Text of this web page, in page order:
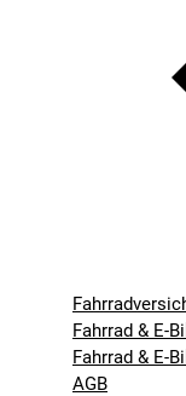
Fahrrad & E-
Fahrrad & E-
AGB